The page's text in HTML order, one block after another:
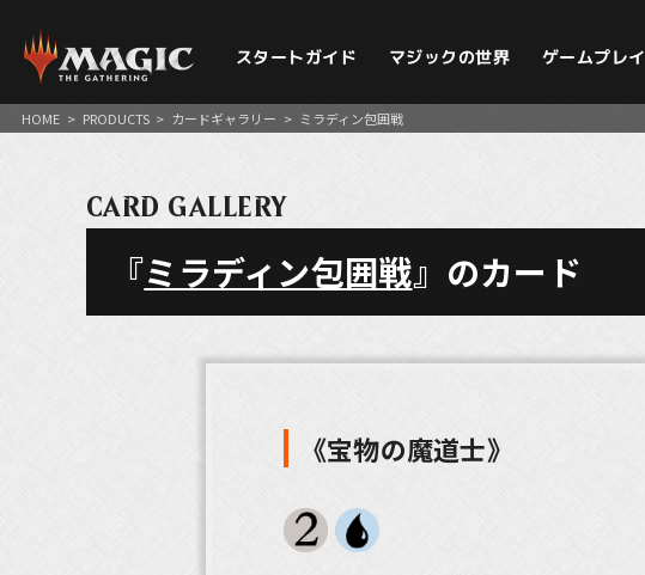
スタートガイド マジックの世界 ゲームプレイ
HOME > PRODUCTS > カードギャラリー > ミラディン包囲戦
CARD GALLERY
『ミラディン包囲戦』のカード
《宝物の魔道士》